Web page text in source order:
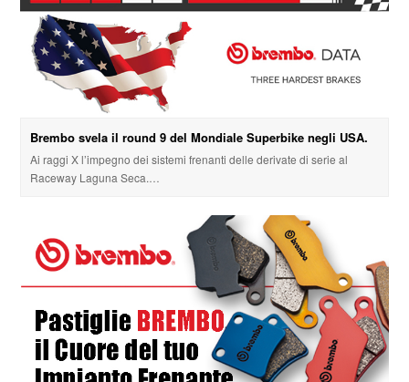
Brembo svela il round 9 del Mondiale Superbike negli USA.
Ai raggi X l’impegno dei sistemi frenanti delle derivate di serie al
Raceway Laguna Seca.…